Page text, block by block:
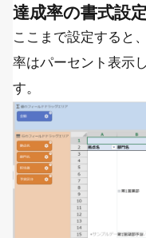
達成率の書式設定
ここまで設定すると
率はパーセント表示
す。